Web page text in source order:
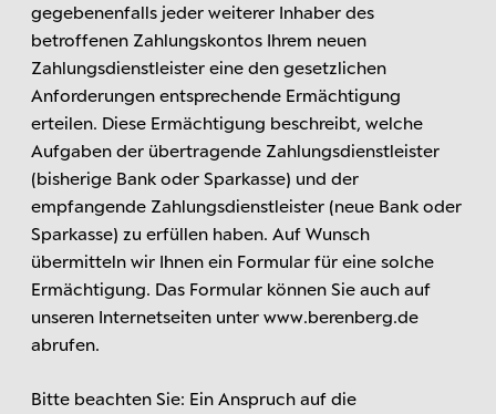
gegebenenfalls jeder weiterer Inhaber des
betroffenen Zahlungskontos Ihrem neuen
Zahlungsdienstleister eine den gesetzlichen
Anforderungen entsprechende Ermächtigung
erteilen. Diese Ermächtigung beschreibt, welche
Aufgaben der übertragende Zahlungsdienstleister
(bisherige Bank oder Sparkasse) und der
empfangende Zahlungsdienstleister (neue Bank oder
Sparkasse) zu erfüllen haben. Auf Wunsch
übermitteln wir Ihnen ein Formular für eine solche
Ermächtigung. Das Formular können Sie auch auf
unseren Internetseiten unter www.berenberg.de
abrufen.
Bitte beachten Sie: Ein Anspruch auf die